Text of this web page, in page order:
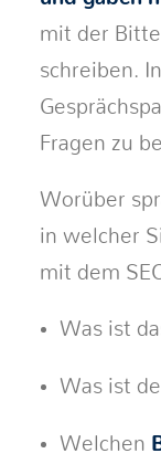
mit der
schreiben.
Fragen zu
Worüber
in welcher
mit dem
Was ist
Was ist
Welchen